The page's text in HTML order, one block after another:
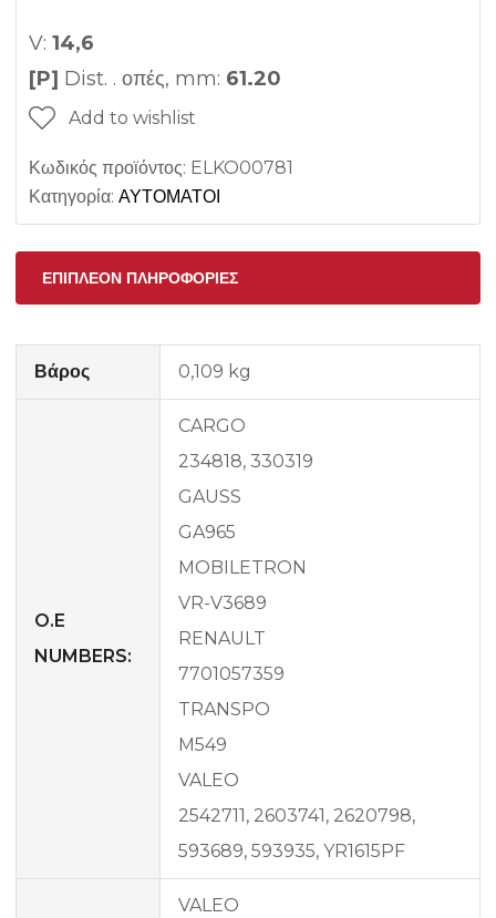
V: 14,6
[P] Dist. . οπές, mm: 61.20
Add to wishlist
Κωδικός προϊόντος: ELKO00781
Κατηγορία: ΑΥΤΟΜΑΤΟΙ
ΕΠΙΠΛΈΟΝ ΠΛΗΡΟΦΟΡΊΕΣ
Βάρος 0,109 kg
O.E
NUMBERS:
CARGO
234818, 330319
GAUSS
GA965
MOBILETRON
VR-V3689
RENAULT
7701057359
TRANSPO
M549
VALEO
2542711, 2603741, 2620798,
593689, 593935, YR1615PF
VALEO